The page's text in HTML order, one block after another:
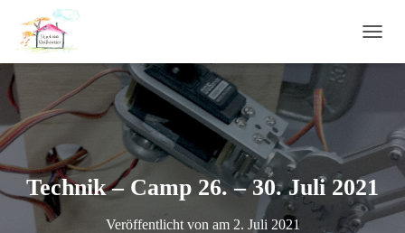
A
T
O
N
U
Technik – Camp 26. – 30. Juli 2021
Veröffentlicht von am 2. Juli 2021